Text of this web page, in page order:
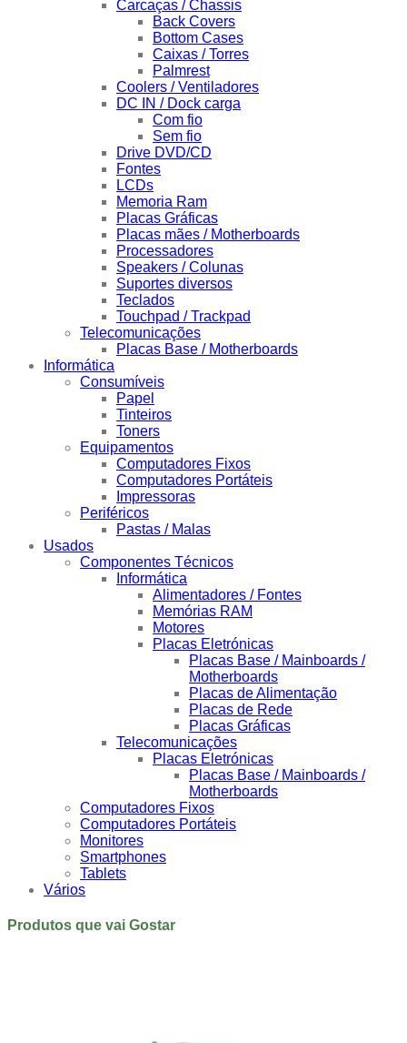
Carcaças / Chassis
Back Covers
Bottom Cases
Caixas / Torres
Palmrest
Coolers / Ventiladores
DC IN / Dock carga
Com fio
Sem fio
Drive DVD/CD
Fontes
LCDs
Memoria Ram
Placas Gráficas
Placas mães / Motherboards
Processadores
Speakers / Colunas
Suportes diversos
Teclados
Touchpad / Trackpad
Telecomunicações
Placas Base / Motherboards
Informática
Consumíveis
Papel
Tinteiros
Toners
Equipamentos
Computadores Fixos
Computadores Portáteis
Impressoras
Periféricos
Pastas / Malas
Usados
Componentes Técnicos
Informática
Alimentadores / Fontes
Memórias RAM
Motores
Placas Eletrónicas
Placas Base / Mainboards /
Motherboards
Placas de Alimentação
Placas de Rede
Placas Gráficas
Telecomunicações
Placas Eletrónicas
Placas Base / Mainboards /
Motherboards
Computadores Fixos
Computadores Portáteis
Monitores
Smartphones
Tablets
Vários
Produtos que vai Gostar